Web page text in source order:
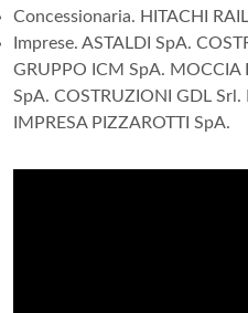
Concessionaria. HITACHI
Imprese. ASTALDI SpA.
GRUPPO ICM SpA. MOCCIA
SpA. COSTRUZIONI GDL Srl.
IMPRESA PIZZAROTTI SpA.